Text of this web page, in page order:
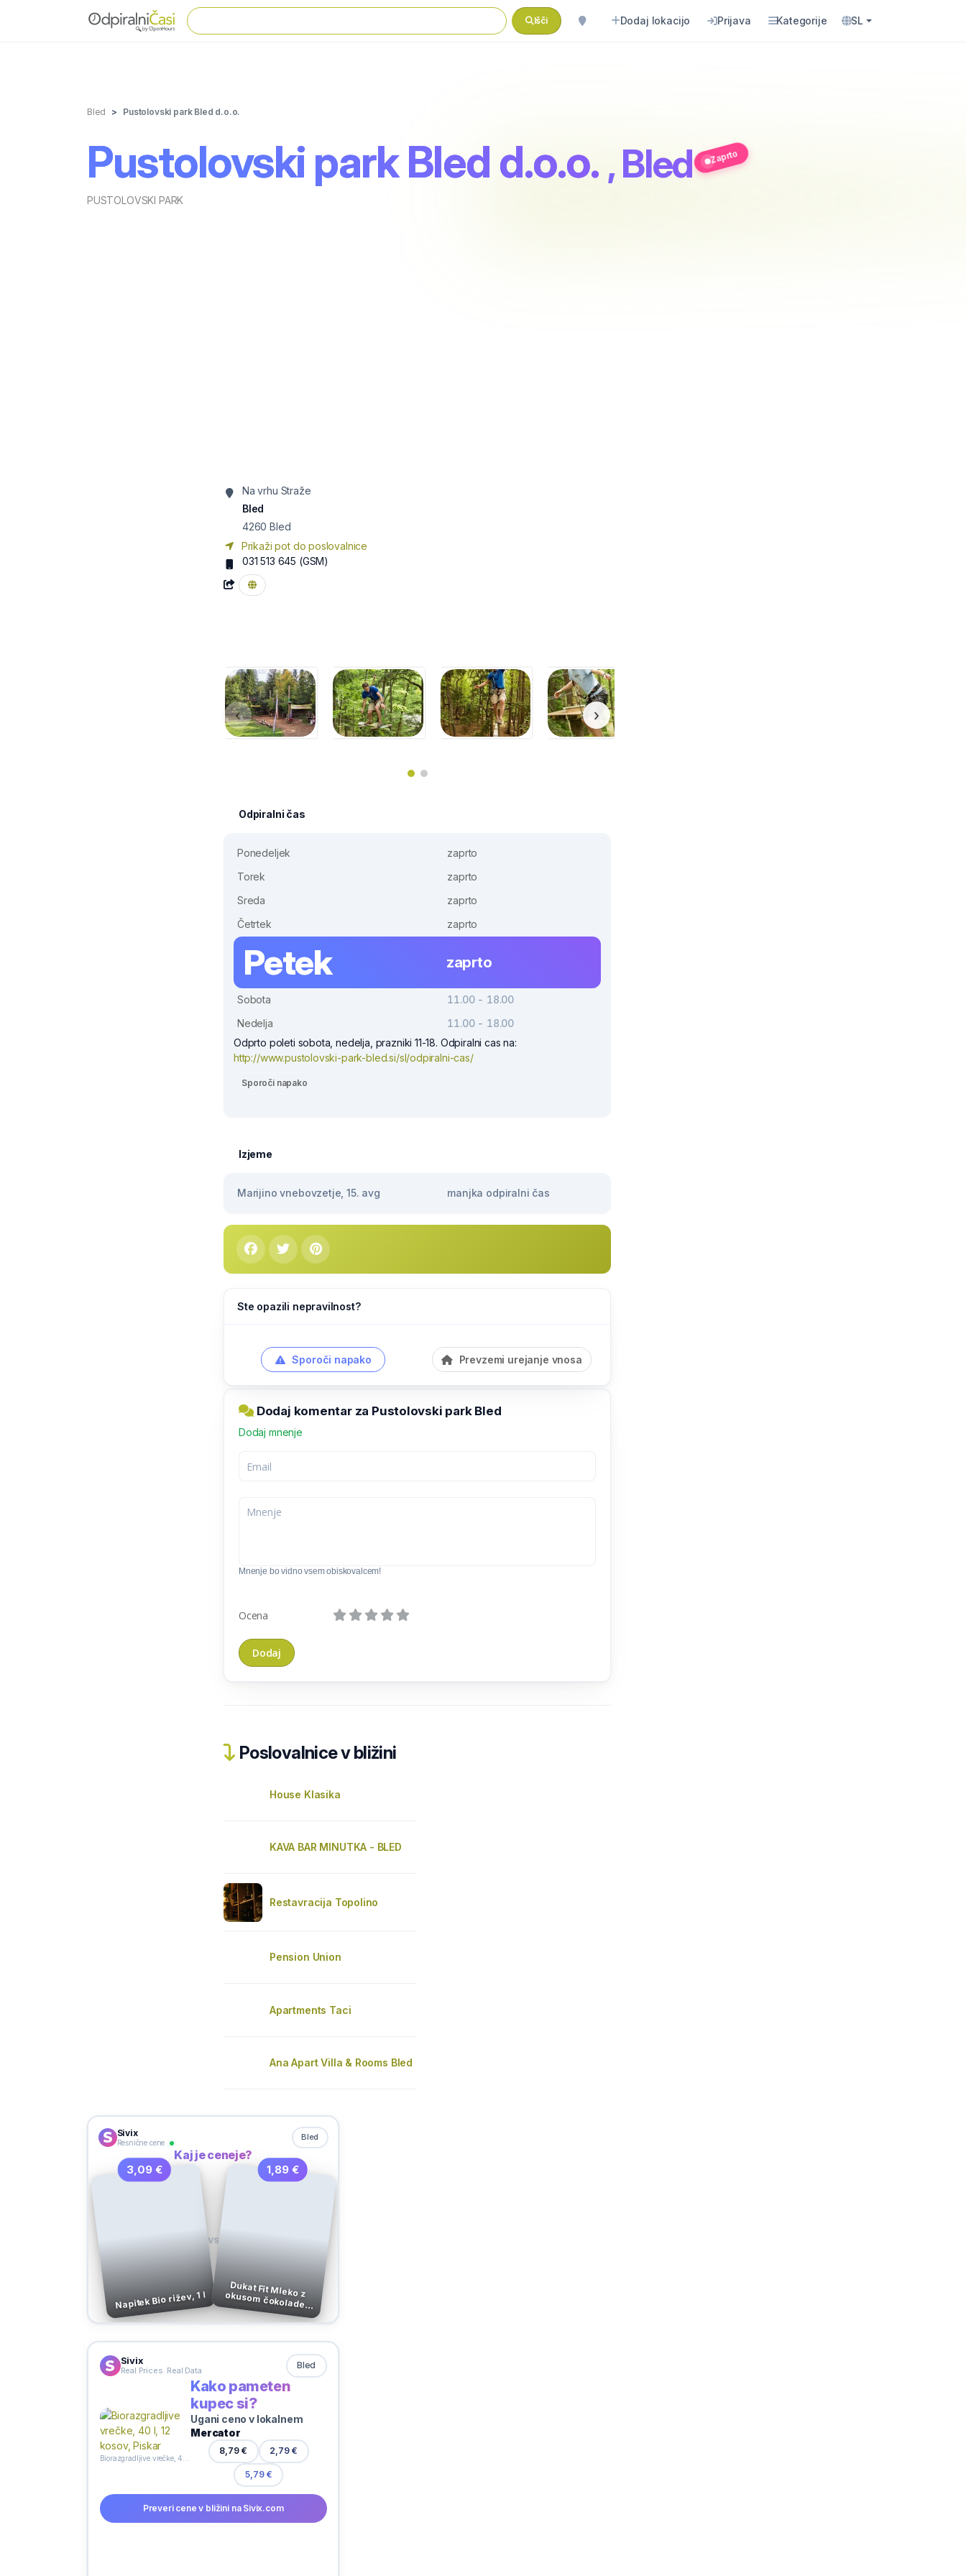
Išči Dodaj lokacijo Prijava Kategorije SL
Bled Pustolovski park Bled d.o.o.
Pustolovski park Bled d.o.o. , Bled
PUSTOLOVSKI PARK
Zaprto
Na vrhu Straže
Bled
4260 Bled
Prikaži pot do poslovalnice
031 513 645 (GSM)
‹ ›
Odpiralni čas
Ponedeljek
zaprto
Torek
zaprto
Sreda
zaprto
Četrtek
zaprto
Petek zaprto
Sobota
11.00 - 18.00
Nedelja
11.00 - 18.00
Odprto poleti sobota, nedelja, prazniki 11-18. Odpiralni cas na:
http://www.pustolovski-park-bled.si/sl/odpiralni-cas/
Sporoči napako
Izjeme
Marijino vnebovzetje, 15. avg manjka odpiralni čas
Ste opazili nepravilnost?
Sporoči napako Prevzemi urejanje vnosa
Dodaj komentar za Pustolovski park Bled
Dodaj mnenje
Mnenje bo vidno vsem obiskovalcem!
Ocena
Poslovalnice v bližini
House Klasika
KAVA BAR MINUTKA - BLED
Restavracija Topolino
Pension Union
Apartments Taci
Ana Apart Villa & Rooms Bled
Sivix
Resnične cene
Bled
Kaj je ceneje?
3,09 €
Napitek Bio rižev, 1 l
VS
1,89 €
Dukat Fit Mleko z okusom čokolade,
500 ml
Sivix
Real Prices. Real Data Bled
Kako pameten
kupec si?
Ugani ceno v lokalnem
Mercator
8,79 € 2,79 €
5,79 €
Preveri cene v bližini na Sivix.com